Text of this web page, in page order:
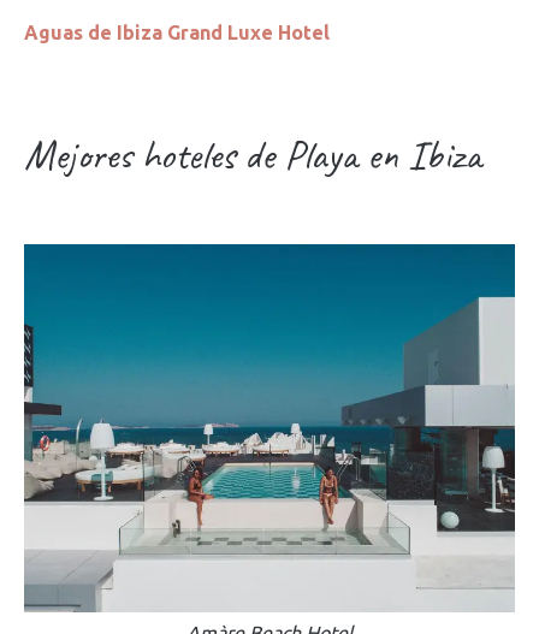
Aguas de Ibiza Grand Luxe Hotel
Mejores hoteles de Playa en Ibiza